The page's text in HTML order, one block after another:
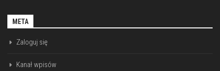
META
Zaloguj się
Kanał wpisów